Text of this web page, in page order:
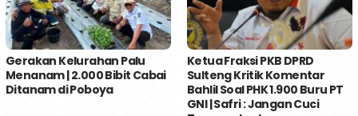
Gerakan Kelurahan Palu
Menanam | 2.000 Bibit Cabai
Ditanam di Poboya
Ketua Fraksi PKB DPRD
Sulteng Kritik Komentar
Bahlil Soal PHK 1.900 Buru PT
GNI | Safri : Jangan Cuci